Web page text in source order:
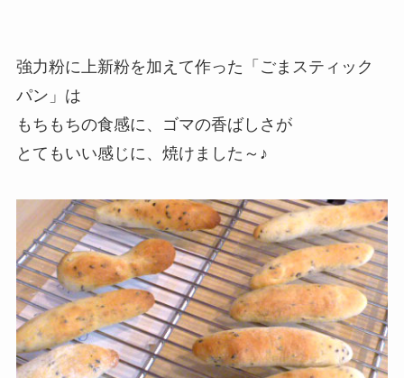
強力粉に上新粉を加えて作った「ごまスティック
パン」は
もちもちの食感に、ゴマの香ばしさが
とてもいい感じに、焼けました～♪